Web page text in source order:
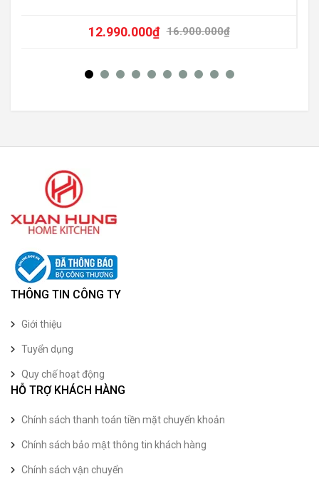
16.900.000₫
12.990.000₫
THÔNG TIN CÔNG TY
Giới thiệu
Tuyển dụng
Quy chế hoạt động
HỖ TRỢ KHÁCH HÀNG
Chính sách thanh toán tiền mặt chuyển khoản
Chính sách bảo mật thông tin khách hàng
Chính sách vận chuyển